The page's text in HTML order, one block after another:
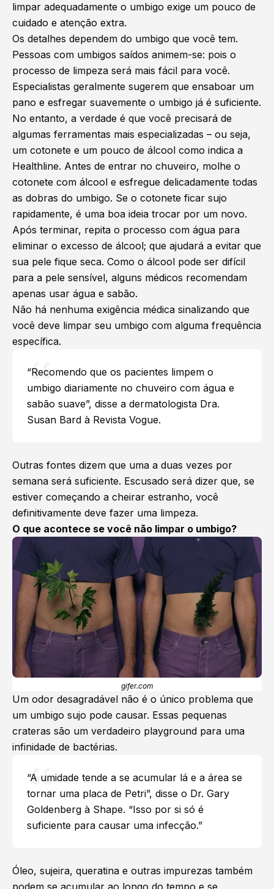
limpar adequadamente o umbigo exige um pouco de
cuidado e atenção extra.
Os detalhes dependem do umbigo que você tem.
Pessoas com umbigos saídos animem-se: pois o
processo de limpeza será mais fácil para você.
Especialistas geralmente sugerem que ensaboar um
pano e esfregar suavemente o umbigo já é suficiente.
No entanto, a verdade é que você precisará de
algumas ferramentas mais especializadas – ou seja,
um cotonete e um pouco de álcool como indica a
Healthline. Antes de entrar no chuveiro, molhe o
cotonete com álcool e esfregue delicadamente todas
as dobras do umbigo. Se o cotonete ficar sujo
rapidamente, é uma boa ideia trocar por um novo.
Após terminar, repita o processo com água para
eliminar o excesso de álcool; que ajudará a evitar que
sua pele fique seca. Como o álcool pode ser difícil
para a pele sensível, alguns médicos recomendam
apenas usar água e sabão.
Não há nenhuma exigência médica sinalizando que
você deve limpar seu umbigo com alguma frequência
específica.
“Recomendo que os pacientes limpem o
umbigo diariamente no chuveiro com água e
sabão suave”, disse a dermatologista Dra.
Susan Bard à Revista Vogue.
Outras fontes dizem que uma a duas vezes por
semana será suficiente. Escusado será dizer que, se
estiver começando a cheirar estranho, você
definitivamente deve fazer uma limpeza.
O que acontece se você não limpar o umbigo?
gifer.com
Um odor desagradável não é o único problema que
um umbigo sujo pode causar. Essas pequenas
crateras são um verdadeiro playground para uma
infinidade de bactérias.
“A umidade tende a se acumular lá e a área se
tornar uma placa de Petri”, disse o Dr. Gary
Goldenberg à Shape. “Isso por si só é
suficiente para causar uma infecção.”
Óleo, sujeira, queratina e outras impurezas também